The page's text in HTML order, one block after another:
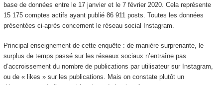
base de données entre le 17 janvier et le 7 février 2020. Cela représente
15 175 comptes actifs ayant publié 86 911 posts. Toutes les données
présentées ci-après concernent le réseau social Instagram.
Principal enseignement de cette enquête : de manière surprenante, le
surplus de temps passé sur les réseaux sociaux n’entraîne pas
d’accroissement du nombre de publications par utilisateur sur Instagram,
ou de « likes » sur les publications. Mais on constate plutôt un